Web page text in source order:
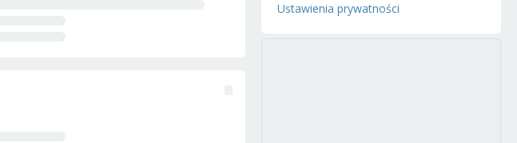
Ustawienia prywatności